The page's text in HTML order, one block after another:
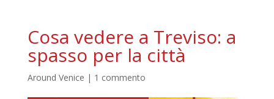
Cosa vedere a Treviso: a
spasso per la città
Around Venice | 1 commento